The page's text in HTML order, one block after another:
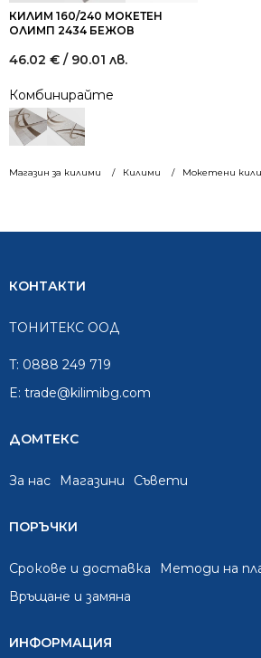
Магазин за килими Килими Мокетени
КИЛИМ 160/240 МОКЕТЕН
ОЛИМП 2434 БЕЖОВ
46.02 € / 90.01 лв.
Комбинирайте
КОНТАКТИ
ТОНИТЕКС ООД
T: 0888 249 719
E: trade@kilimibg.com
ДОМТЕКС
За нас Mагазини Съвети
ПОРЪЧКИ
Срокове и доставка
Методи на
Връщане и замяна
ИНФОРМАЦИЯ